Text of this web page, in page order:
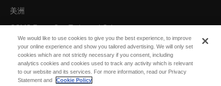
美洲
澳大利亚/大洋洲
COMO The Treasury, Perth
We would like to use cookies to give you the best experience, to improve
your online experience and show you tailored advertising. We will only set
cookies which are not strictly necessary if you consent, including
analytics cookies and cookies used to track any activity which is relevant
to our website and its services. For more information, read our Privacy
Statement and
Cookie Policy